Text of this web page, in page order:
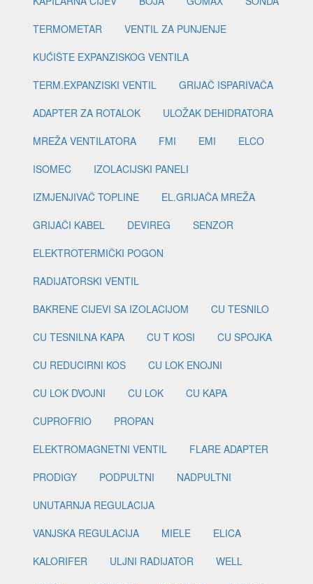
TERMOMETAR
VENTIL ZA PUNJENJE
KUĆIŠTE EXPANZISKOG VENTILA
TERM.EXPANZISKI VENTIL
GRIJAČ ISPARIVAČA
ADAPTER ZA ROTALOK
ULOŽAK DEHIDRATORA
MREŽA VENTILATORA
FMI EMI
ELCO
ISOMEC
IZOLACIJSKI PANELI
IZMJENJIVAČ TOPLINE
EL.GRIJAČA MREŽA
GRIJAČI KABEL
DEVIREG
SENZOR
ELEKTROTERMIČKI POGON
RADIJATORSKI VENTIL
BAKRENE CIJEVI SA IZOLACIJOM
CU TESNILO
CU TESNILNA KAPA
CU T KOSI
CU SPOJKA
CU REDUCIRNI KOS
CU LOK ENOJNI
CU LOK DVOJNI
CU LOK
CU KAPA
CUPROFRIO
PROPAN
ELEKTROMAGNETNI VENTIL
FLARE ADAPTER
PRODIGY
PODPULTNI
NADPULTNI
UNUTARNJA REGULACIJA
VANJSKA REGULACIJA
MIELE
ELICA
KALORIFER
ULJNI RADIJATOR
WELL